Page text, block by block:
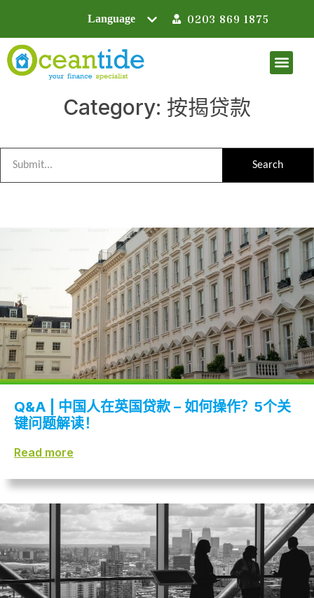
0203 869 1875
Category: 按揭贷款
Search
Q&A | 中国人在英国贷款 – 如何操作？5个关
键问题解读！
Read more